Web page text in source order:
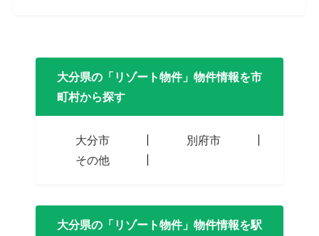
大分県の「リゾート物件」物件情報を市
町村から探す
大分市
別府市
その他
大分県の「リゾート物件」物件情報を駅